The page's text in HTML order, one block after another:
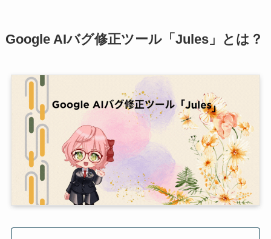
Google AIバグ修正ツール「Jules」とは？